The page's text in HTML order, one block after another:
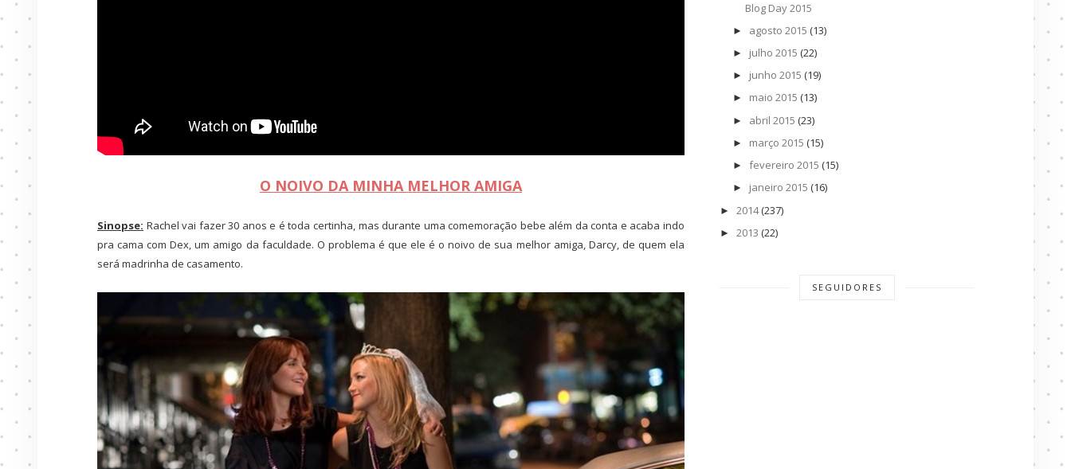
O NOIVO DA MINHA MELHOR AMIGA
Sinopse: Rachel vai fazer 30 anos e é toda certinha, mas durante uma comemoração bebe além da conta e acaba indo
pra cama com Dex, um amigo da faculdade. O problema é que ele é o noivo de sua melhor amiga, Darcy, de quem ela
será madrinha de casamento.
Blog Day 2015
► agosto 2015 (13)
► julho 2015 (22)
► junho 2015 (19)
► maio 2015 (13)
► abril 2015 (23)
► março 2015 (15)
► fevereiro 2015 (15)
► janeiro 2015 (16)
► 2014 (237)
► 2013 (22)
SEGUIDORES